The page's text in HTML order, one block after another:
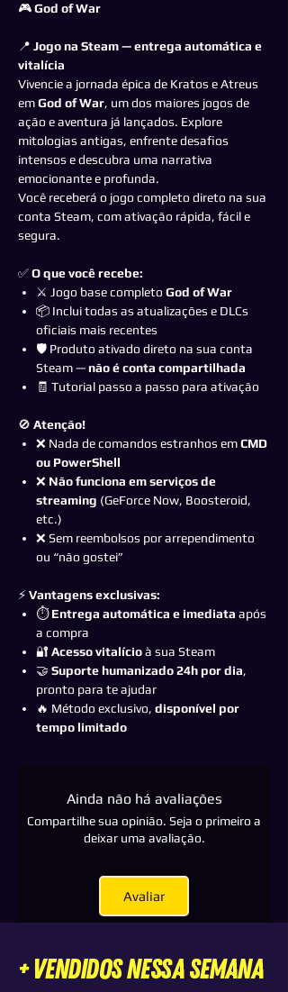
🎮God of War
📍 Jogo na Steam — entrega automática e
vitalícia
Vivencie a jornada épica de Kratos e Atreus
emGod of War, um dos maiores jogos de
ação e aventura já lançados. Explore
mitologias antigas, enfrente desafios
intensos e descubra uma narrativa
emocionante e profunda.
Você receberá o jogo completo direto na sua
conta Steam, com ativação rápida, fácil e
segura.
✅O que você recebe:
⚔️ Jogo base completo God of War
📦 Inclui todas as atualizações e DLCs
oficiais mais recentes
🛡️ Produto ativado direto na sua conta
Steam —não é conta compartilhada
🧾 Tutorial passo a passo para ativação
🚫 Atenção!
❌ Nada de comandos estranhos emCMD
ou PowerShell
❌ Não funciona em serviços de
streaming (GeForce Now, Boosteroid,
etc.)
❌ Sem reembolsos por arrependimento
ou “não gostei”
⚡Vantagens exclusivas:
⏱️Entrega automática e imediata após
a compra
🔐Acesso vitalícioà sua Steam
🤝Suporte humanizado 24h por dia,
pronto para te ajudar
🔥 Método exclusivo, disponível por
tempo limitado
Ainda não há avaliações
Compartilhe sua opinião. Seja o primeiro a
deixar uma avaliação.
Avaliar
+ VENDIDOS nessa semana